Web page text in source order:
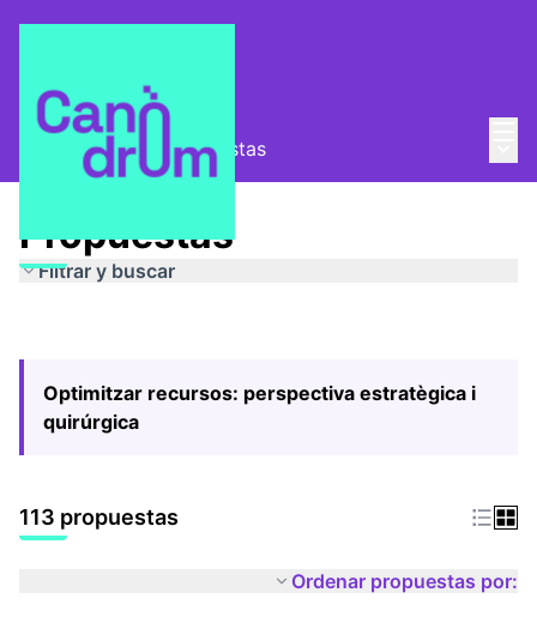
Pla Estratègic Propuestas
Propuestas
Filtrar y buscar
Optimitzar recursos: perspectiva estratègica i
quirúrgica
113 propuestas
Ordenar propuestas por: